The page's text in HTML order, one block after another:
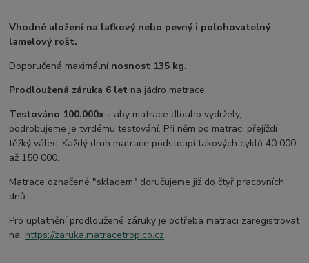
Vhodné uložení na laťkový nebo pevný i polohovatelný
lamelový rošt.
Doporučená maximální nosnost 135 kg.
Prodloužená záruka 6 let na jádro matrace
Testováno 100.000x - aby matrace dlouho vydržely,
podrobujeme je tvrdému testování. Při něm po matraci přejíždí
těžký válec. Každý druh matrace podstoupí takových cyklů 40 000
až 150 000.
Matrace označené "skladem" doručujeme již do čtyř pracovních
dnů
Pro uplatnění prodloužené záruky je potřeba matraci zaregistrovat
na: https://zaruka.matracetropico.cz